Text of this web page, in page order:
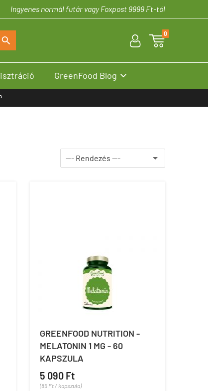
Ingyenes normál futár vagy Foxpost 9999 Ft-tól
S U 
0
GreenFood Blog 
GREENFOOD NUTRITION -
MELATONIN 1 MG - 60
KAPSZULA
5 090 Ft
(85 Ft / kapszula)